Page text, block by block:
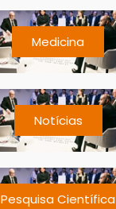
Medicina
Notícias
Pesquisa Científica